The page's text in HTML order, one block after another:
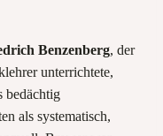
Benzenberg, der
unterrichtete,
bedächtig
als systematisch,